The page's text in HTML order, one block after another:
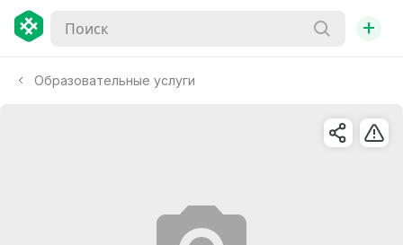
+
Образовательные услуги